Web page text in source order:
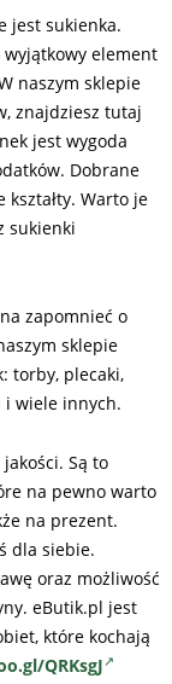
jest sukienka.
element
naszym sklepie
znajdziesz tutaj
jest wygoda
Dobrane
Warto je
sukienki
zapomnieć o
sklepie
torby, plecaki,
i wiele innych.
Są to
na pewno warto
na prezent.
dla siebie.
oraz możliwość
eButik.pl jest
które kochają
QRKsgJ